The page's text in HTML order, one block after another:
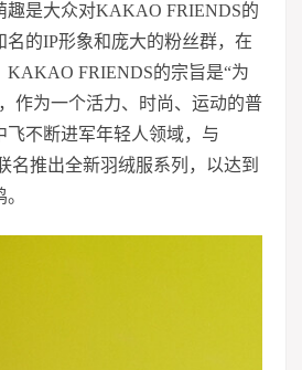
趣是大众对KAKAO FRIENDS的
名的IP形象和庞大的粉丝群，在
KAKAO FRIENDS的宗旨是“为
作为一个活力、时尚、运动的普
飞不断进军年轻人领域，与
名推出全新羽绒服系列，以达到